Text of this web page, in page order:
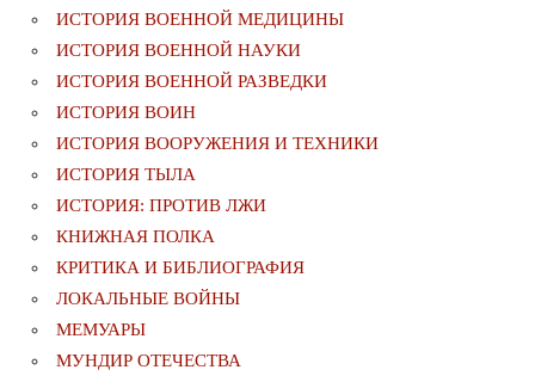
ИСТОРИЯ ВОЕННОЙ МЕДИЦИНЫ
ИСТОРИЯ ВОЕННОЙ НАУКИ
ИСТОРИЯ ВОЕННОЙ РАЗВЕДКИ
ИСТОРИЯ ВОИН
ИСТОРИЯ ВООРУЖЕНИЯ И ТЕХНИКИ
ИСТОРИЯ ТЫЛА
ИСТОРИЯ: ПРОТИВ ЛЖИ
КНИЖНАЯ ПОЛКА
КРИТИКА И БИБЛИОГРАФИЯ
ЛОКАЛЬНЫЕ ВОЙНЫ
МЕМУАРЫ
МУНДИР ОТЕЧЕСТВА